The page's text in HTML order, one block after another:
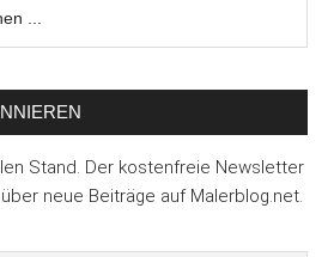
Stand. Der kostenfreie Newsletter
neue Beiträge auf Malerblog.net.